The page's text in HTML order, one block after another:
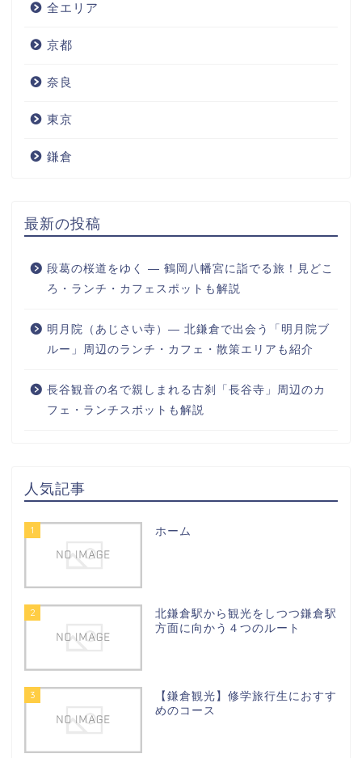
全エリア
京都
奈良
東京
鎌倉
最新の投稿
段葛の桜道をゆく ― 鶴岡八幡宮に詣でる旅！見どこ
ろ・ランチ・カフェスポットも解説
明月院（あじさい寺）― 北鎌倉で出会う「明月院ブ
ルー」周辺のランチ・カフェ・散策エリアも紹介
長谷観音の名で親しまれる古刹「長谷寺」周辺のカ
フェ・ランチスポットも解説
人気記事
1 ホーム
2
北鎌倉駅から観光をしつつ鎌倉駅
方面に向かう４つのルート
3
【鎌倉観光】修学旅行生におすす
めのコース